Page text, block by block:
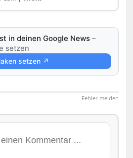
in deinen Google News –
setzen
setzen ↗
Fehler melden